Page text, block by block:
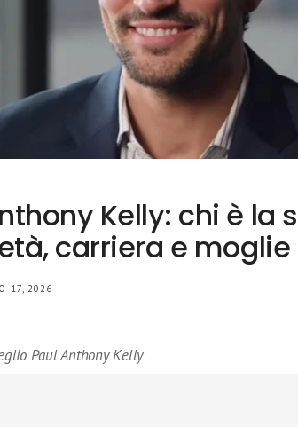
Kelly: chi è la
carriera e moglie
17, 2026
Paul Anthony Kelly